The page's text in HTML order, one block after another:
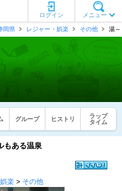
メニュー
ログイン
岡県 レジャー・娯楽 その他 湯
グループ ヒストリ
ラップ
タイム
もある温泉
楽 > その他